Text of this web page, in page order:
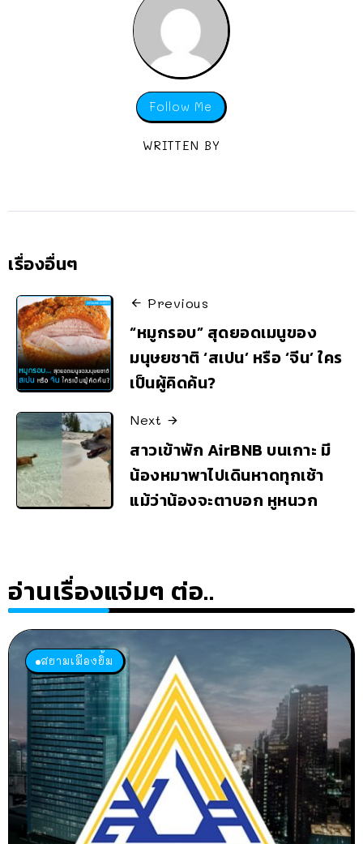
Follow Me
WRITTEN BY
เรื่องอื่นๆ
Previous
“หมูกรอบ” สุดยอดเมนูของ
มนุษยชาติ ‘สเปน’ หรือ ‘จีน’ ใคร
เป็นผู้คิดค้น?
Next
สาวเข้าพัก AirBNB บนเกาะ มี
น้องหมาพาไปเดินหาดทุกเช้า
แม้ว่าน้องจะตาบอก หูหนวก
อ่านเรื่องแจ่มๆ ต่อ..
สยามเมืองยิ้ม